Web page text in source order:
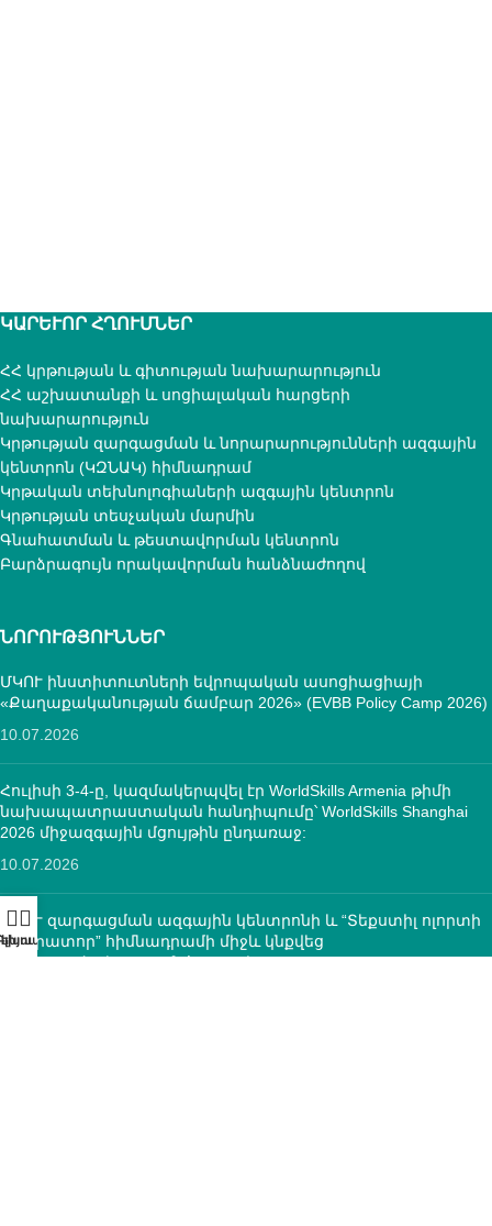
ԿԱՐԵՒՈՐ ՀՂՈՒՄՆԵՐ
ՀՀ կրթության և գիտության նախարարություն
ՀՀ աշխատանքի և սոցիալական հարցերի
նախարարություն
Կրթության զարգացման և նորարարությունների ազգային
կենտրոն (ԿԶՆԱԿ) հիմնադրամ
Կրթական տեխնոլոգիաների ազգային կենտրոն
Կրթության տեսչական մարմին
Գնահատման և թեստավորման կենտրոն
Բարձրագույն որակավորման հանձնաժողով
ՆՈՐՈՒԹՅՈՒՆՆԵՐ
ՄԿՈՒ ինստիտուտների եվրոպական ասոցիացիայի
«Քաղաքականության ճամբար 2026» (EVBB Policy Camp 2026)
10.07.2026
Հուլիսի 3-4-ը, կազմակերպվել էր WorldSkills Armenia թիմի
նախապատրաստական հանդիպումը՝ WorldSkills Shanghai
2026 միջազգային մցույթին ընդառաջ:
10.07.2026
ՄԿՈՒ զարգացման ազգային կենտրոնի և “Տեքստիլ ոլորտի
օպերատոր” հիմնադրամի միջև կնքվեց
համագործակցության հուշագիր